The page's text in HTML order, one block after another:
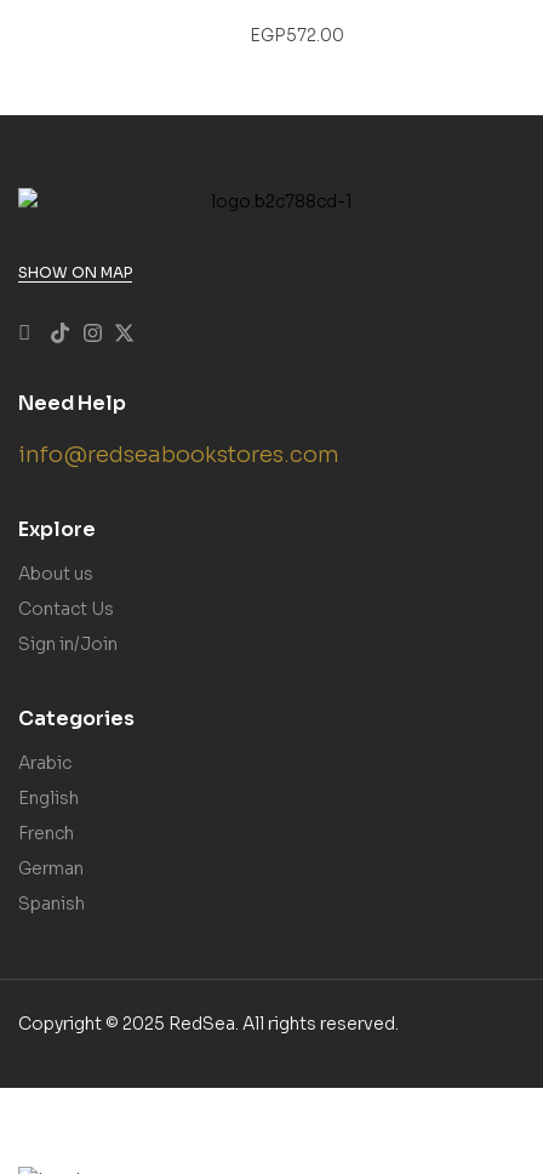
EGP572.00
SHOW ON MAP
Need Help
info@redseabookstores.com
Explore
About us
Contact Us
Sign in/Join
Categories
Arabic
English
French
German
Spanish
Copyright © 2025 RedSea. All rights reserved.